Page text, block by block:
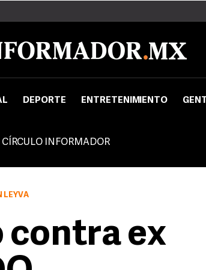
DEPORTE ENTRETENIMIENTO
CÍRCULO INFORMADOR
LEYVA
contra ex